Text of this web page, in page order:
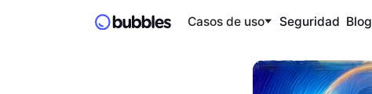
Casos de uso Seguridad Blog